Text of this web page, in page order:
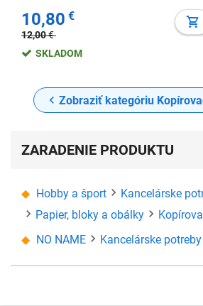
neónovožltá NEOGB, neónovoružová
NEOPI. Formát: A4 Gramáž: 80 g
Balenie: 4x50 ks
10,80 €
12,00€
SKLADOM
Zobraziť kategóriu
ZARADENIE PRODUKTU
Hobby a šport
Kancelárske
Papier, bloky a obálky
NO NAME
Kancelárske potreby